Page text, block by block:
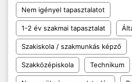
Nem igényel tapasztalatot
1-2 év szakmai tapasztalat
Szakiskola / szakmunkás képző
Szakközépiskola Technikum